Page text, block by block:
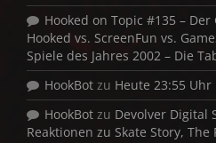
Hooked on Topic #135 – Der
Hooked vs. ScreenFun vs.
Spiele des Jahres 2002 – Die
HookBot zu Heute 23:55 Uhr
HookBot zu Devolver Digital
Reaktionen zu Skate Story,